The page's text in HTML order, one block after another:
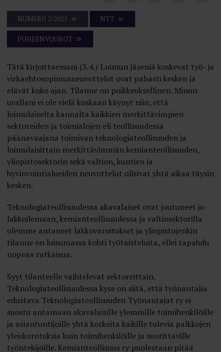
NUMERO 2/2025 NYT
PUHEENVUOROT
Tätä kirjoittaessani (3.4.) Loimun jäseniä koskevat työ- ja
virkaehto­sopimusneuvottelut ovat pahasti kesken ja
elävät koko ajan. Tilanne on poikkeuksellinen. Minun
urallani ei ole vielä koskaan käynyt niin, että
loimulaiselta kannalta kaikkien merkittävimpien
sektoreiden ja toimi­alojen eli teollisuudessa
päänavaajana toimivan teknologiateollisuuden ja
loimulaisittain merkittävimmän kemianteollisuuden,
yliopistosektorin sekä valtion, kuntien ja
hyvinvointialueiden neuvottelut olisivat yhtä aikaa täysin
kesken.
Teknologiateollisuudessa akavalaiset ovat joutuneet jo
lakkoilemaan, kemianteollisuudessa ja valtiosektorilla
olemme antaneet lakkovaroitukset ja yliopistojenkin
tilanne on luisumassa kohti työtaisteluita, ellei tapahdu
nopeaa ratkaisua.
Syyt tilanteelle vaihtelevat sektoreittain.
Teknologiateollisuudessa kyse on siitä, että työnantajia
edustava Teknologiateollisuuden Työnantajat ry ei
suostu antamaan akavalaisille ylemmille toimihenkilöille
ja asiantuntijoille yhtä korkeita kaikille tulevia palkkojen
yleiskorotuksia kuin toimihenkilöille ja suorittaville
työntekijöille. Kemianteollisuus ry puolestaan pitää